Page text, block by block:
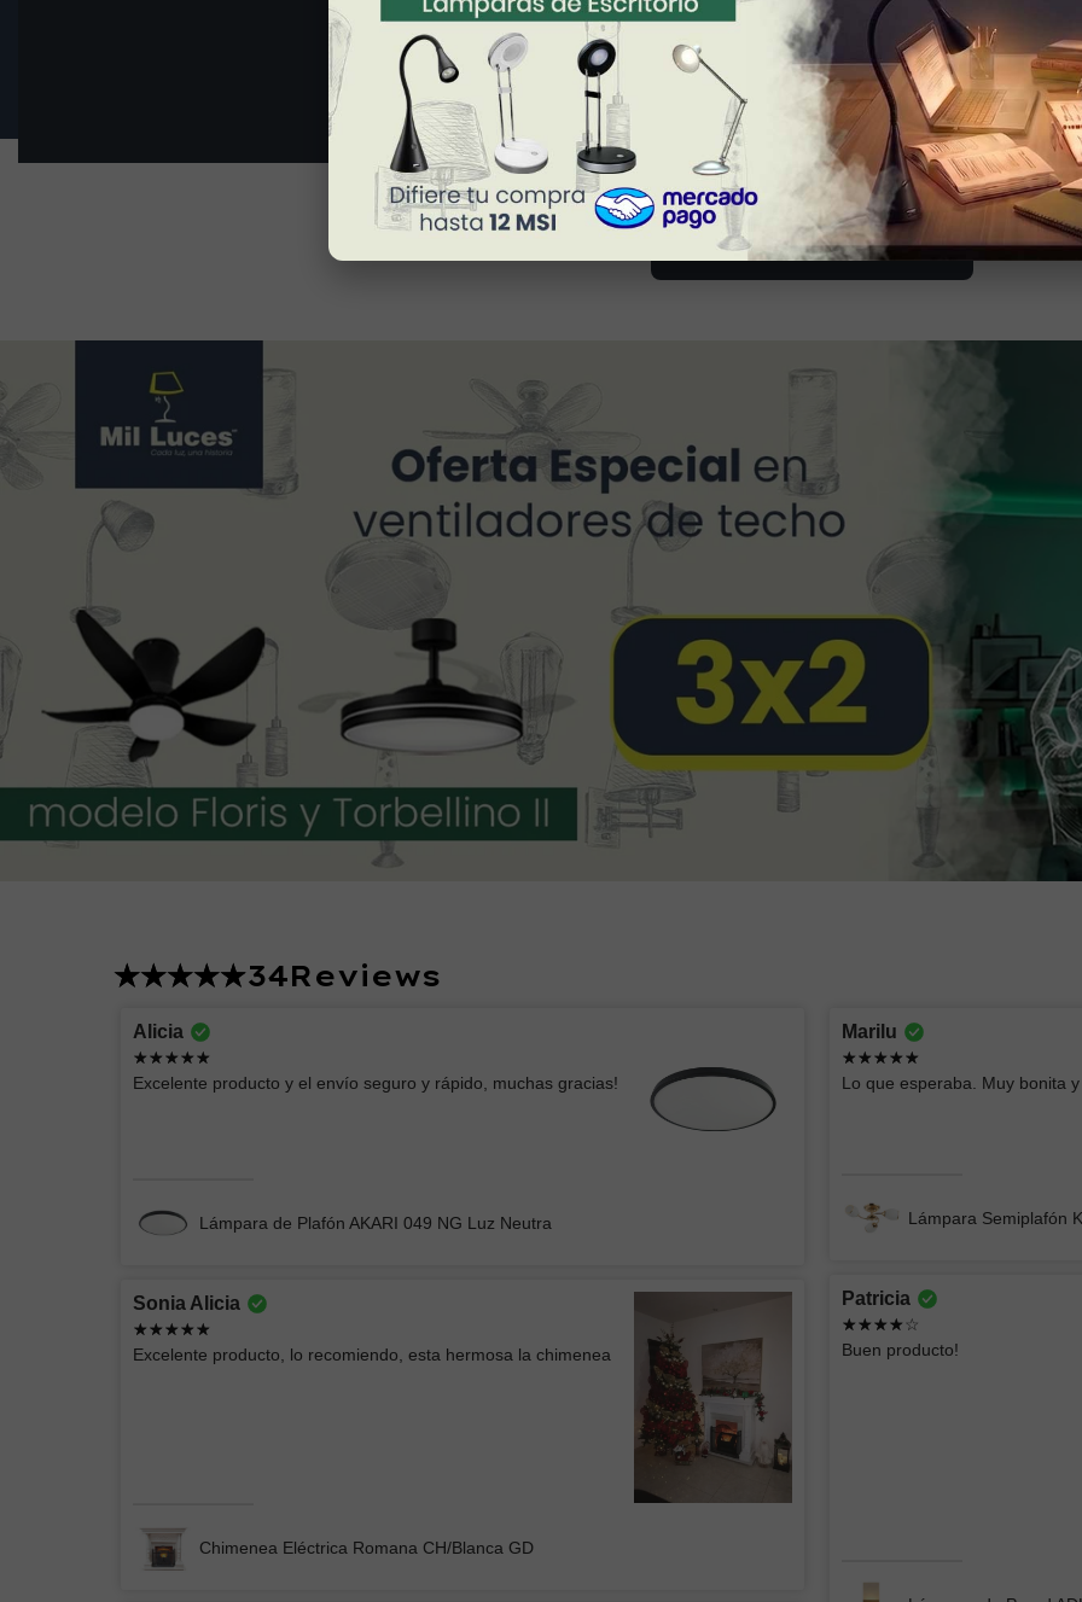
Dimensiones 15 cm (largo) x 15 cm (ancho) x 100 cm (alto - ajustable)
Peso 0.400 Kg
DESCARGAR FICHA TÉCNICA
34Reviews
Alicia
Excelente producto y el envío seguro y rápido, muchas gracias!
Lámpara de Plafón AKARI 049 NG Luz Neutra
Marilu
Lo que esperaba. Muy bonita
Lámpara Semiplafón
Sonia Alicia
Excelente producto, lo recomiendo, esta hermosa la chimenea
Chimenea Eléctrica Romana CH/Blanca GD
Patricia
Buen producto!
Lucero
Ya había comprado esas lámparas y me
parecen geniales, el servicio fue súper
rápido y clara la info
Andrey Moises
La lámpara se ve muy bien el único detalle
menor es que se ven algo los focos
Lámpara de Techo tipo Plafón WEST 002